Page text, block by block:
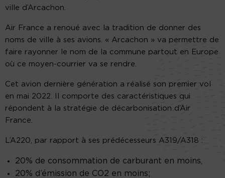
ville d’Arcachon.
Air France a renoué avec la tradition de donner des
noms de ville à ses avions. « Arcachon » va permettre de
faire rayonner le nom de la commune partout en Europe
où ce moyen-courrier va se rendre.
Cet avion dernière génération a réalisé son premier vol
en mai 2022. Il comporte des caractéristiques qui
répondent à la stratégie de décarbonisation d’Air
France.
L’A220, par rapport à ses prédécesseurs A319/A318 :
20% de consommation de carburant en moins,
20% d’émission de CO2 en moins;